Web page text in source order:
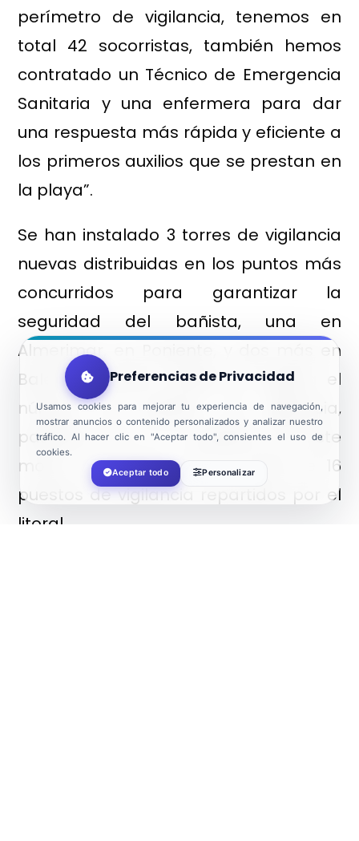
perímetro de vigilancia, tenemos en
total 42 socorristas, también hemos
contratado un Técnico de Emergencia
Sanitaria y una enfermera para dar
una respuesta más rápida y eficiente a
los primeros auxilios que se prestan en
la playa”.
Se han instalado 3 torres de vigilancia
nuevas distribuidas en los puntos más
concurridos para garantizar la
seguridad del bañista, una en
Almerimar, en Poniente, y dos más en
Balerma, núcleo donde se duplica el
número de puestos de vigilancia,
pasando de 2 a 4 puestos. De este
modo, se cuenta con un total de 16
puestos de vigilancia repartidos por el
litoral.
Preferencias de Privacidad
Usamos cookies para mejorar tu experiencia de navegación,
mostrar anuncios o contenido personalizados y analizar nuestro
tráfico. Al hacer clic en "Aceptar todo", consientes el uso de
cookies.
Aceptar todo Personalizar